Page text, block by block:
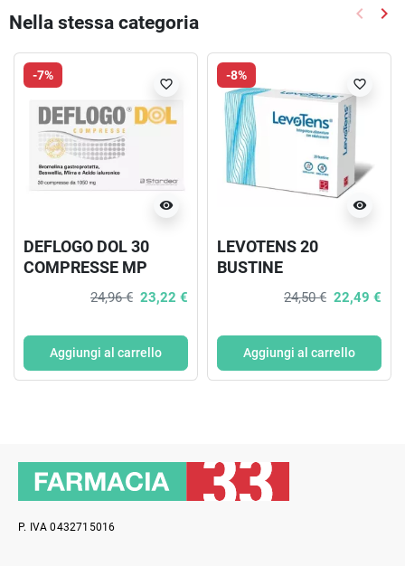
Nella stessa categoria keyboard_arrow_left keyboard_arrow_right
-7%
visibility
favorite_border
DEFLOGO DOL 30
COMPRESSE MP
24,96 € 23,22 €
Aggiungi al carrello
-8%
visibility
favorite_border
LEVOTENS 20
BUSTINE
24,50 € 22,49 €
Aggiungi al carrello
P. IVA 0432715016